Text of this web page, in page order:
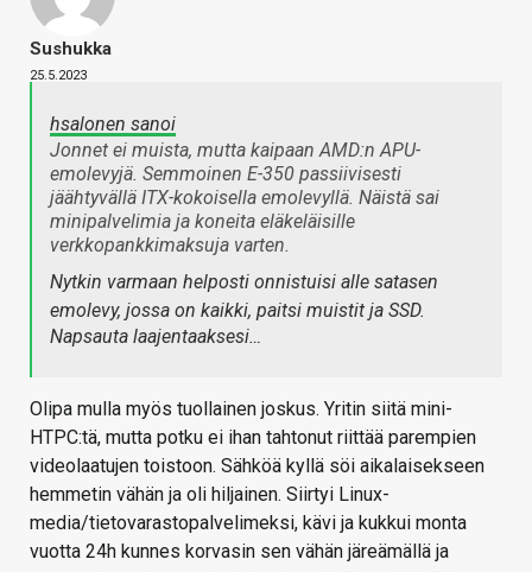
Sushukka
25.5.2023
hsalonen sanoi
Jonnet ei muista, mutta kaipaan AMD:n APU-
emolevyjä. Semmoinen E-350 passiivisesti
jäähtyvällä ITX-kokoisella emolevyllä. Näistä sai
minipalvelimia ja koneita eläkeläisille
verkkopankkimaksuja varten.
Nytkin varmaan helposti onnistuisi alle satasen
emolevy, jossa on kaikki, paitsi muistit ja SSD.
Napsauta laajentaaksesi…
Olipa mulla myös tuollainen joskus. Yritin siitä mini-
HTPC:tä, mutta potku ei ihan tahtonut riittää parempien
videolaatujen toistoon. Sähköä kyllä söi aikalaisekseen
hemmetin vähän ja oli hiljainen. Siirtyi Linux-
media/tietovarastopalvelimeksi, kävi ja kukkui monta
vuotta 24h kunnes korvasin sen vähän järeämällä ja